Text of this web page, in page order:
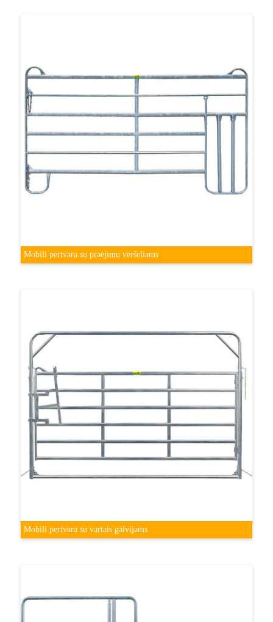
Mobili pertvara su praėjimu veršeliams
Mobili pertvara su vartais galvijams